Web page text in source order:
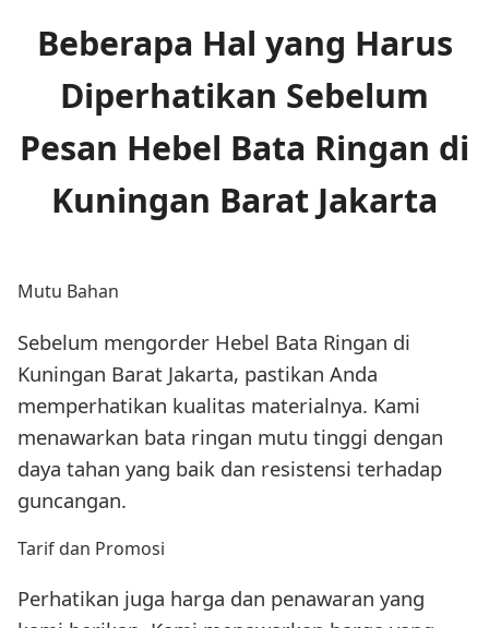
Beberapa Hal yang Harus
Diperhatikan Sebelum
Pesan Hebel Bata Ringan di
Kuningan Barat Jakarta
Mutu Bahan
Sebelum mengorder Hebel Bata Ringan di
Kuningan Barat Jakarta, pastikan Anda
memperhatikan kualitas materialnya. Kami
menawarkan bata ringan mutu tinggi dengan
daya tahan yang baik dan resistensi terhadap
guncangan.
Tarif dan Promosi
Perhatikan juga harga dan penawaran yang